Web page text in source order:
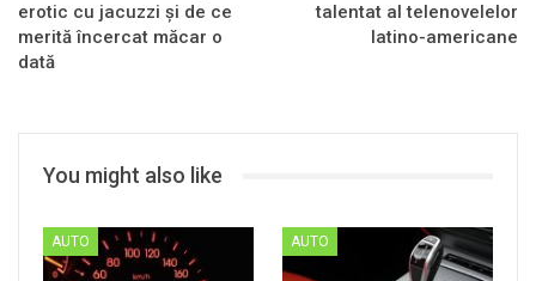
erotic cu jacuzzi și de ce
merită încercat măcar o
dată
talentat al telenovelelor
latino-americane
You might also like
AUTO AUTO